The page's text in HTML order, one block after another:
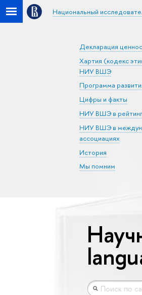
Национальный
Декларация
Хартия (кодекс
НИУ ВШЭ
Программа
Цифры и факты
НИУ ВШЭ в
НИУ ВШЭ в
ассоциациях
История
Мы помним